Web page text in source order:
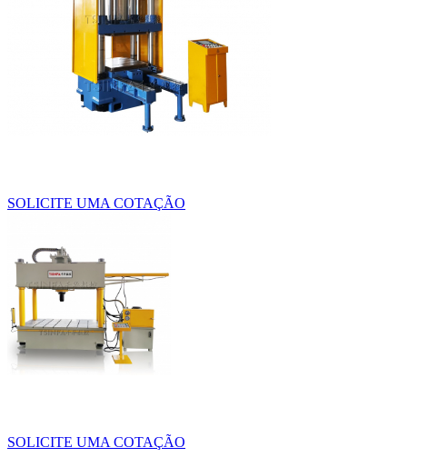
SOLICITE UMA COTAÇÃO
SOLICITE UMA COTAÇÃO